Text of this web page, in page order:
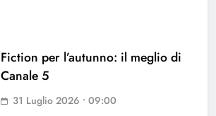
Fiction per l’autunno: il meglio di
Canale 5
31 Luglio 2026 • 09:00